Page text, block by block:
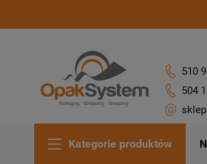
510
504
Kategorie produktów